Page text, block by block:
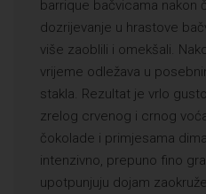
barrique bačvicama nakon
dozrijevanje u hrastove
više zaoblili i omekšali.
vrijeme odležava u
stakla. Rezultat je vrlo
zrelog crvenog i crnog
čokolade i primjesama
intenzivno, prepuno fino
upotpunjuju dojam